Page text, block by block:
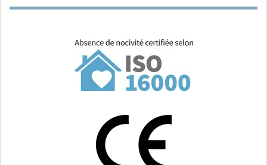
sa surface, pour
adhésif hygrovariable,
surface, pour l'intérieur